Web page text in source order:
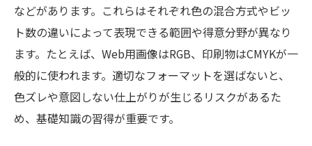
ト比較
RGBカラーフォーマット4:4:4の意味と特徴
印刷とデジタルで変わるカラーの再現性
カラー変換時に注意すべきポイント
適切なカラー変換のコツとポイント
などがあります。これらはそれぞれ色の混合方式やビッ
ト数の違いによって表現できる範囲や得意分野が異なり
ます。たとえば、Web用画像はRGB、印刷物はCMYKが一
般的に使われます。適切なフォーマットを選ばないと、
色ズレや意図しない仕上がりが生じるリスクがあるた
め、基礎知識の習得が重要です。